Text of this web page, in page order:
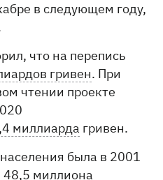
в следующем году,
что на перепись
гривен. При
чтении проекте
миллиарда гривен.
была в 2001
48,5 миллиона